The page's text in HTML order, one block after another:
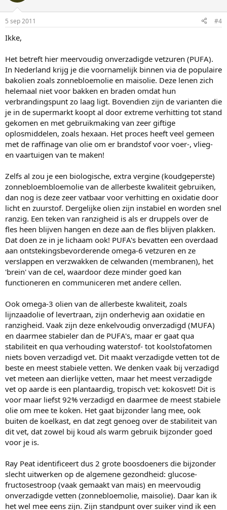
5 sep 2011 #4
Ikke,
Het betreft hier meervoudig onverzadigde vetzuren (PUFA).
In Nederland krijg je die voornamelijk binnen via de populaire
bakolien zoals zonnebloemolie en maisolie. Deze lenen zich
helemaal niet voor bakken en braden omdat hun
verbrandingspunt zo laag ligt. Bovendien zijn de varianten die
je in de supermarkt koopt al door extreme verhitting tot stand
gekomen en met gebruikmaking van zeer giftige
oplosmiddelen, zoals hexaan. Het proces heeft veel gemeen
met de raffinage van olie om er brandstof voor voer-, vlieg-
en vaartuigen van te maken!
Zelfs al zou je een biologische, extra vergine (koudgeperste)
zonnebloembloemolie van de allerbeste kwaliteit gebruiken,
dan nog is deze zeer vatbaar voor verhitting en oxidatie door
licht en zuurstof. Dergelijke olien zijn instabiel en worden snel
ranzig. Een teken van ranzigheid is als er druppels over de
fles heen blijven hangen en deze aan de fles blijven plakken.
Dat doen ze in je lichaam ook! PUFA's bevatten een overdaad
aan ontstekingsbevorderende omega-6 vetzuren en ze
verslappen en verzwakken de celwanden (membranen), het
'brein' van de cel, waardoor deze minder goed kan
functioneren en communiceren met andere cellen.
Ook omega-3 olien van de allerbeste kwaliteit, zoals
lijnzaadolie of levertraan, zijn onderhevig aan oxidatie en
ranzigheid. Vaak zijn deze enkelvoudig onverzadigd (MUFA)
en daarmee stabieler dan de PUFA's, maar er gaat qua
stabiliteit en qua verhouding waterstof- tot koolstofatomen
niets boven verzadigd vet. Dit maakt verzadigde vetten tot de
beste en meest stabiele vetten. We denken vaak bij verzadigd
vet meteen aan dierlijke vetten, maar het meest verzadigde
vet op aarde is een plantaardig, tropisch vet: kokosvet! Dit is
voor maar liefst 92% verzadigd en daarmee de meest stabiele
olie om mee te koken. Het gaat bijzonder lang mee, ook
buiten de koelkast, en dat zegt genoeg over de stabiliteit van
dit vet, dat zowel bij koud als warm gebruik bijzonder goed
voor je is.
Ray Peat identificeert dus 2 grote boosdoeners die bijzonder
slecht uitwerken op de algemene gezondheid: glucose-
fructosestroop (vaak gemaakt van mais) en meervoudig
onverzadigde vetten (zonnebloemolie, maisolie). Daar kan ik
het wel mee eens zijn. Zijn standpunt over suiker vind ik een